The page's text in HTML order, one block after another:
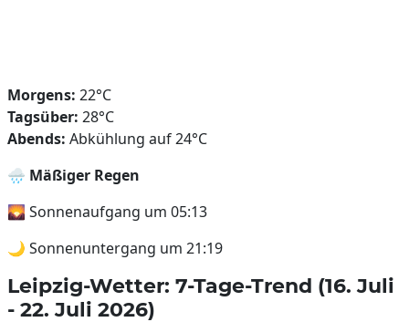
Morgens: 22°C
Tagsüber: 28°C
Abends: Abkühlung auf 24°C
🌧️ Mäßiger Regen
🌄 Sonnenaufgang um 05:13
🌙 Sonnenuntergang um 21:19
Leipzig-Wetter: 7-Tage-Trend (16. Juli
- 22. Juli 2026)